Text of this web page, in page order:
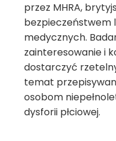
przez MHRA,
bezpieczeństwem
medycznych.
zainteresowanie i
dostarczyć
temat
osobom
dysforii płciowej.